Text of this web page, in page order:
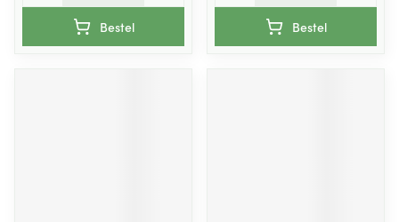
Bestel Bestel